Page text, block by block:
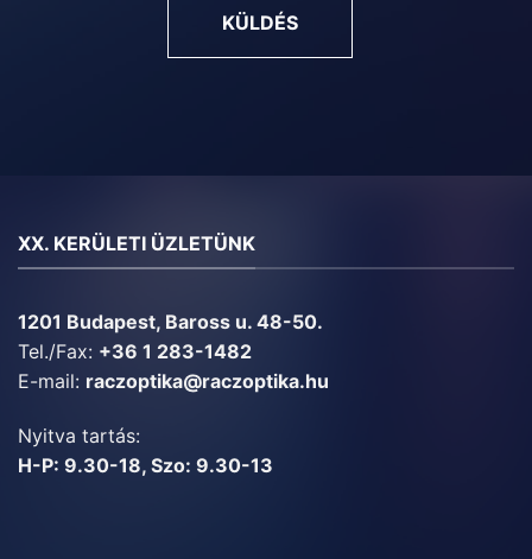
KÜLDÉS
XX. KERÜLETI ÜZLETÜNK
1201 Budapest, Baross u. 48-50.
Tel./Fax: +36 1 283-1482
E-mail: raczoptika@raczoptika.hu
Nyitva tartás:
H-P: 9.30-18, Szo: 9.30-13